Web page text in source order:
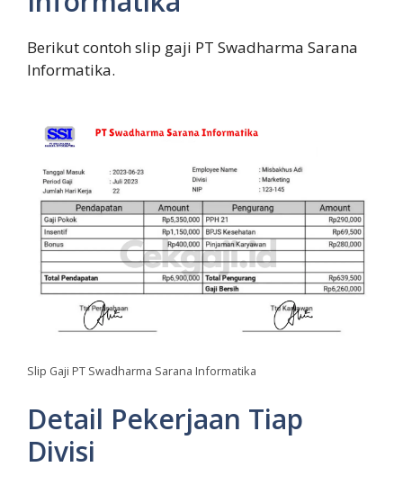
Berikut contoh slip gaji PT Swadharma Sarana
Informatika.
Slip Gaji PT Swadharma Sarana Informatika
Detail Pekerjaan Tiap
Divisi